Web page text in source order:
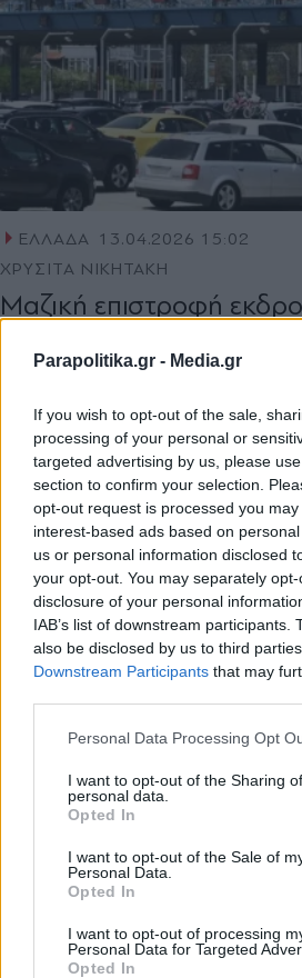
Parapolitika.gr - Media.gr
If you wish to opt-out of the sale,
processing of your personal or
targeted advertising by us, please
section to confirm your selection.
opt-out request is processed you
interest-based ads based on
us or personal information disclosed
your opt-out. You may separately
disclosure of your personal
IAB’s list of downstream participants.
also be disclosed by us to third
Downstream Participants that may
Personal Data Processing Opt
I want to opt-out of the Sharing
personal data.
Opted In
I want to opt-out of the Sale of
Personal Data.
Opted In
I want to opt-out of processing
Personal Data for Targeted
Opted In
ΕΛΛΑΔΑ
13.04.2026 15:02
ΧΡΥΣΙΤΑ ΝΙΚΗΤΑΚΗ
Μαζική επιστροφή
Πάσχα: Χαμηλές
μέχρι τα Μέγαρα - Ουρές
Ελευσίνας (Βίντεο)
ΕΛΛΑΔΑ 02.04.2026 14:18
PARAPOLITIKA NEWSROOM
Τροχαία: Τα μέτρα για
εκδρομέων του Πάσχα
Εγγραφή στο
Αποδέχομαι τους
και την πολιτική